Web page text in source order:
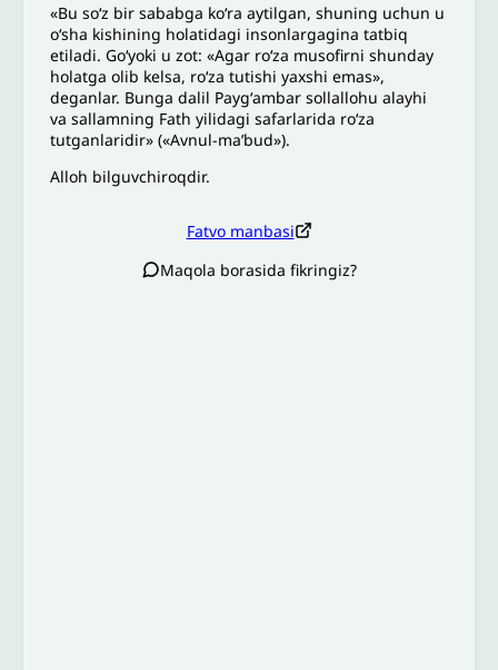
«Bu soʻz bir sababga koʻra aytilgan, shuning uchun u
oʻsha kishining holatidagi insonlargagina tatbiq
etiladi. Goʻyoki u zot: «Agar roʻza musofirni shunday
holatga olib kelsa, roʻza tutishi yaxshi emas»,
deganlar. Bunga dalil Paygʻambar sollallohu alayhi
va sallamning Fath yilidagi safarlarida roʻza
tutganlaridir» («Avnul-maʼbud»).
Alloh bilguvchiroqdir.
Fatvo manbasi
Maqola borasida fikringiz?